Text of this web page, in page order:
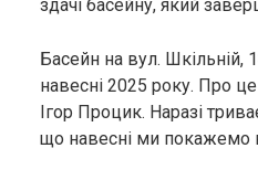
здачі басейну, який
Басейн на вул. Шкільній,
навесні 2025 року. Про
Ігор Процик. Наразі
що навесні ми покажемо